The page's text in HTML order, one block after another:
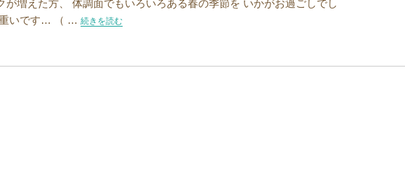
が増えた方、 体調面でもいろいろある春の季節を いかがお過ごしでし
重いです… （ … “【スタッフブログ】新生活ギフトにオススメする「名品」”の
続きを読む